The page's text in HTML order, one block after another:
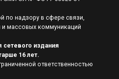
по надзору в сфере связи,
массовых коммуникаций
издания
16 лет.
ответственностью